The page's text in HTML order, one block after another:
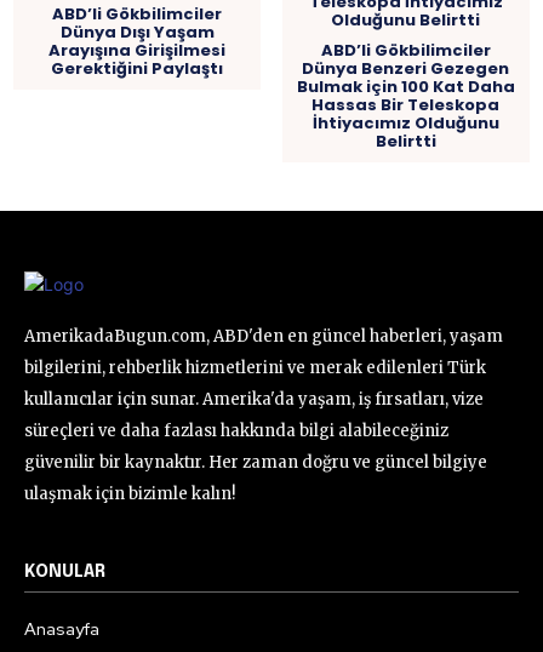
ABD’li Gökbilimciler
Dünya Dışı Yaşam
Arayışına Girişilmesi
Gerektiğini Paylaştı
ABD’li Gökbilimciler
Dünya Benzeri Gezegen
Bulmak için 100 Kat Daha
Hassas Bir Teleskopa
İhtiyacımız Olduğunu
Belirtti
AmerikadaBugun.com, ABD'den en güncel haberleri, yaşam
bilgilerini, rehberlik hizmetlerini ve merak edilenleri Türk
kullanıcılar için sunar. Amerika'da yaşam, iş fırsatları, vize
süreçleri ve daha fazlası hakkında bilgi alabileceğiniz
güvenilir bir kaynaktır. Her zaman doğru ve güncel bilgiye
ulaşmak için bizimle kalın!
KONULAR
Anasayfa